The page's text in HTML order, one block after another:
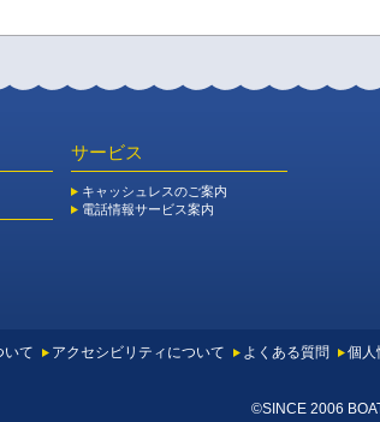
サービス
キャッシュレスのご案内
電話情報サービス案内
いて アクセシビリティについて よくある質問 個人
©SINCE 2006